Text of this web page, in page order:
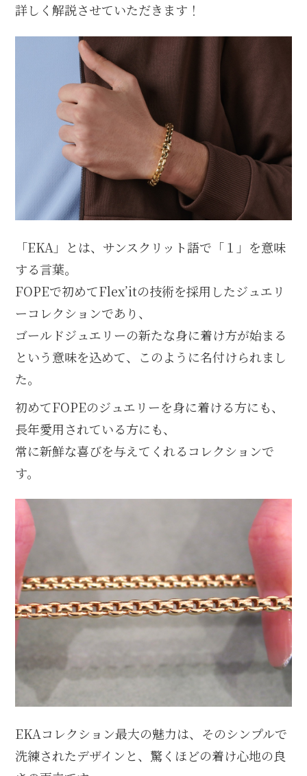
詳しく解説させていただきます！
「EKA」とは、サンスクリット語で「１」を意味
する言葉。
FOPEで初めてFlex’itの技術を採用したジュエリ
ーコレクションであり、
ゴールドジュエリーの新たな身に着け方が始まる
という意味を込めて、このように名付けられまし
た。
初めてFOPEのジュエリーを身に着ける方にも、
長年愛用されている方にも、
常に新鮮な喜びを与えてくれるコレクションで
す。
EKAコレクション最大の魅力は、そのシンプルで
洗練されたデザインと、驚くほどの着け心地の良